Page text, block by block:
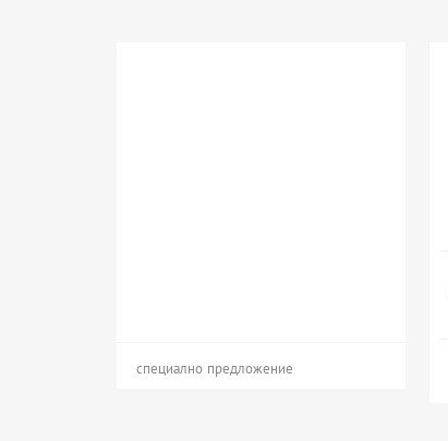
специално предложение